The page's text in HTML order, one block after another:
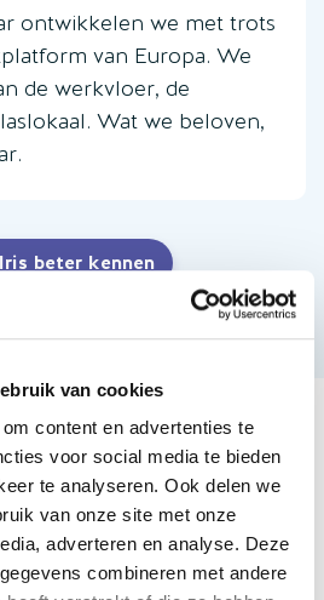
van cookies
content en advertenties te
voor social media te bieden
te analyseren. Ook delen we
van onze site met onze
adverteren en analyse. Deze
combineren met andere
ontwikkelen we met trots
van Europa. We
de werkvloer, de
Wat we beloven,
beter kennen
organisaties de
collega.
ER AL MET IRIS?